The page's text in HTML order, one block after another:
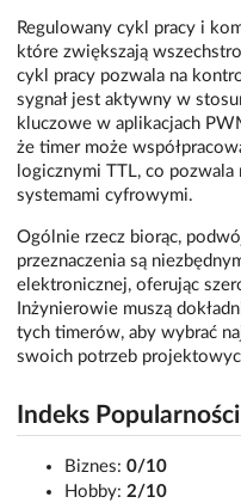
Regulowany cykl pracy i
które zwiększają
cykl pracy pozwala na
sygnał jest aktywny w
kluczowe w aplikacjach
że timer może
logicznymi TTL, co pozwala
systemami cyfrowymi.
Ogólnie rzecz biorąc,
przeznaczenia są
elektronicznej, oferując
Inżynierowie muszą
tych timerów, aby wybrać
swoich potrzeb
Indeks
Biznes: 0/10
Hobby: 2/10